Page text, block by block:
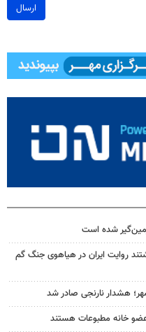
ارسال
شده است
روایت ایران در هیاهوی جنگ گم
هشدار نارنجی صادر شد